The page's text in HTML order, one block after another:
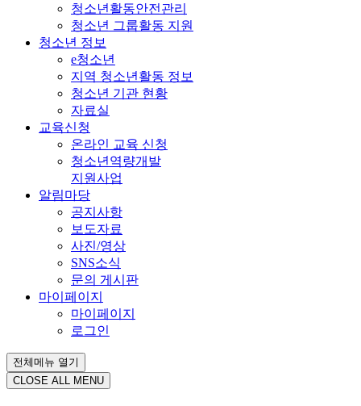
청소년활동안전관리
청소년 그룹활동 지원
청소년 정보
e청소년
지역 청소년활동 정보
청소년 기관 현황
자료실
교육신청
온라인 교육 신청
청소년역량개발
지원사업
알림마당
공지사항
보도자료
사진/영상
SNS소식
문의 게시판
마이페이지
마이페이지
로그인
전체메뉴 열기
CLOSE ALL MENU